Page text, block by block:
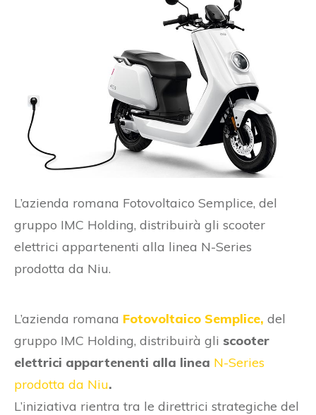
L’azienda romana Fotovoltaico Semplice, del
gruppo IMC Holding, distribuirà gli scooter
elettrici appartenenti alla linea N-Series
prodotta da Niu.
L’azienda romana Fotovoltaico Semplice, del
gruppo IMC Holding, distribuirà gli scooter
elettrici appartenenti alla linea N-Series
prodotta da Niu.
L’iniziativa rientra tra le direttrici strategiche del